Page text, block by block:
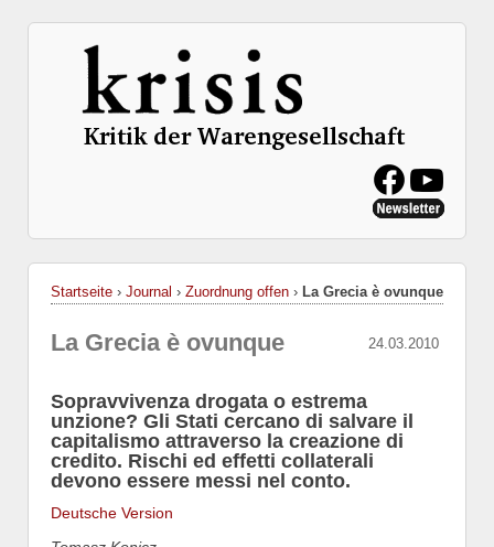
Startseite › Journal › Zuordnung offen › La Grecia è ovunque
24.03.2010
La Grecia è ovunque
Sopravvivenza drogata o estrema
unzione? Gli Stati cercano di salvare il
capitalismo attraverso la creazione di
credito. Rischi ed effetti collaterali
devono essere messi nel conto.
Deutsche Version